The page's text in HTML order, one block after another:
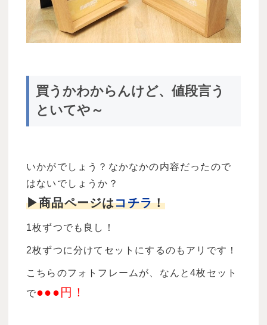
買うかわからんけど、値段言う
といてや～
いかがでしょう？なかなかの内容だったので
はないでしょうか？
▶商品ページはコチラ！
1枚ずつでも良し！
2枚ずつに分けてセットにするのもアリです！
こちらのフォトフレームが、なんと4枚セット
で●●●円！